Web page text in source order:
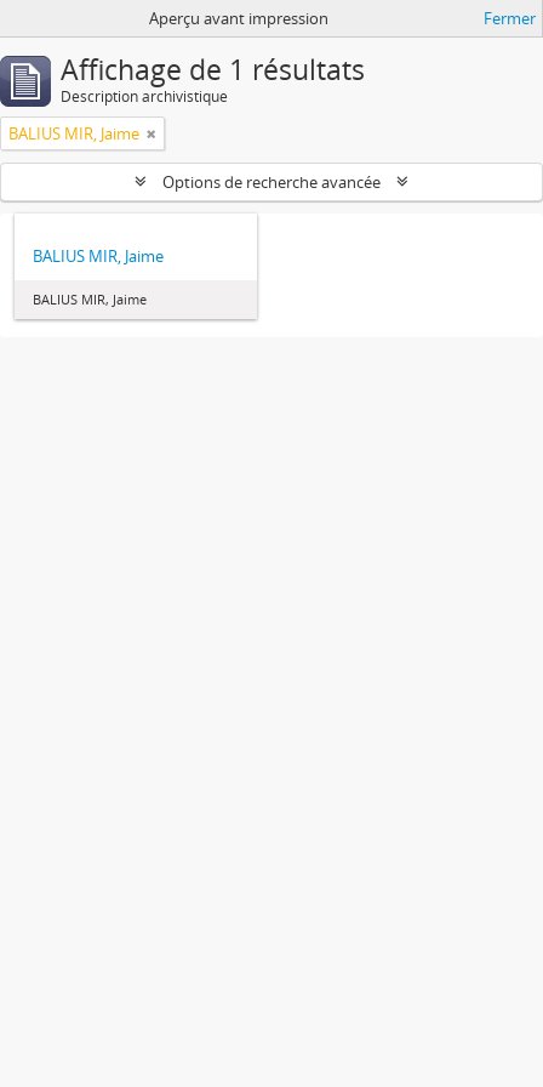
Aperçu avant impression Fermer
Affichage de 1 résultats
Description archivistique
BALIUS MIR, Jaime
Options de recherche avancée
BALIUS MIR, Jaime
BALIUS MIR, Jaime